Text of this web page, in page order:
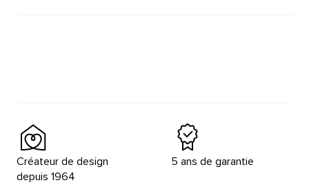
Créateur de design
depuis 1964
5 ans de garantie